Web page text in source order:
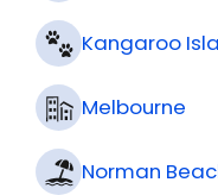
Kangaroo
Melbourne
Norman